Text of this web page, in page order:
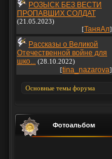
РОЗЫСК БЕЗ ВЕСТИ
ПРОПАВШИХ СОЛДАТ
(21.05.2023)
[ТаняАл]
Рассказы о Великой
Отечественной войне для
шко... (28.10.2022)
[tina_nazarova]
Фотоальбом